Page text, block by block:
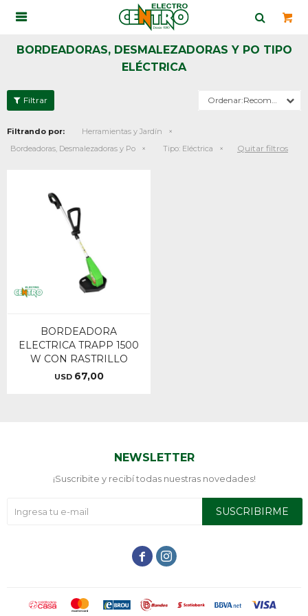

BORDEADORAS, DESMALEZADORAS Y PO TIPO
ELÉCTRICA
Recomendados
Filtrando por:
Herramientas y Jardín
Bordeadoras, Desmalezadoras y Po
Tipo: Eléctrica Quitar filtros
BORDEADORA
ELECTRICA TRAPP 1500
W CON RASTRILLO
USD 67,00
NEWSLETTER
¡Suscribite y recibí todas nuestras novedades!
SUSCRIBIRME
 